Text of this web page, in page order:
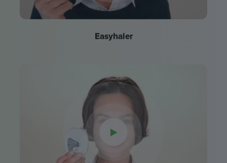
Easyhaler